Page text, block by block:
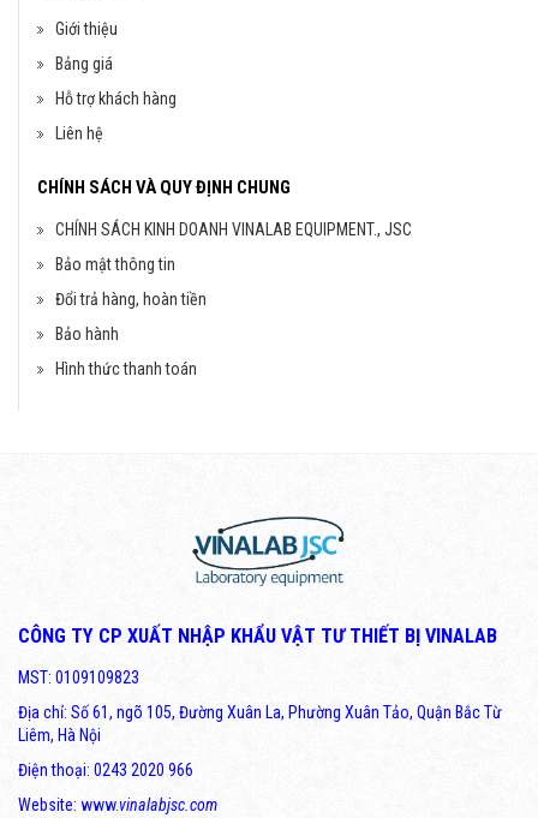
Giới thiệu
Bảng giá
Hỗ trợ khách hàng
Liên hệ
CHÍNH SÁCH VÀ QUY ĐỊNH CHUNG
CHÍNH SÁCH KINH DOANH VINALAB EQUIPMENT., JSC
Bảo mật thông tin
Đổi trả hàng, hoàn tiền
Bảo hành
Hình thức thanh toán
CÔNG TY CP XUẤT NHẬP KHẨU VẬT TƯ THIẾT BỊ VINALAB
MST: 0109109823
Địa chỉ: Số 61, ngõ 105, Đường Xuân La, Phường Xuân Tảo, Quận Bắc Từ
Liêm, Hà Nội
Điện thoại: 0243 2020 966
Website: www.vinalabjsc.com